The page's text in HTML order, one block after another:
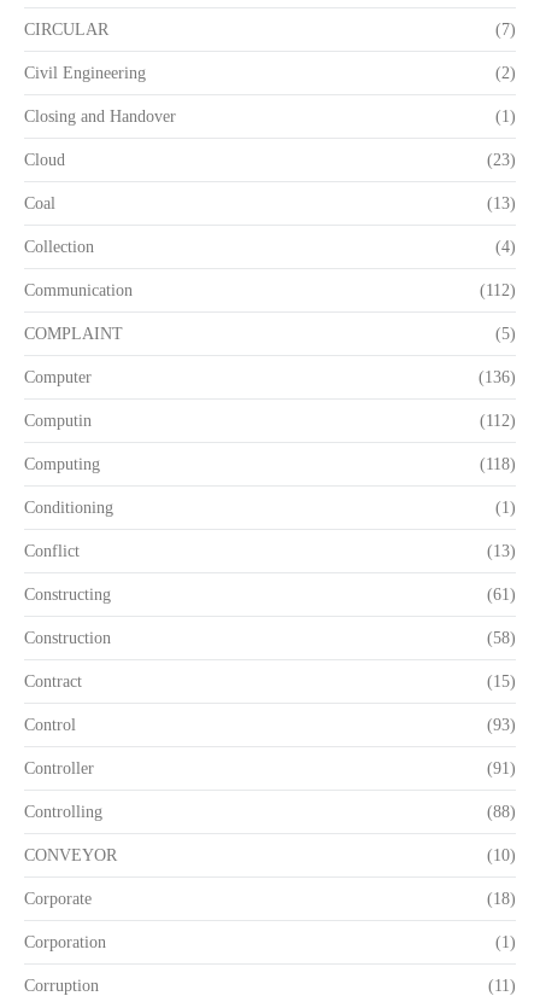
CIRCULAR (7)
Civil Engineering (2)
Closing and Handover (1)
Cloud (23)
Coal (13)
Collection (4)
Communication (112)
COMPLAINT (5)
Computer (136)
Computin (112)
Computing (118)
Conditioning (1)
Conflict (13)
Constructing (61)
Construction (58)
Contract (15)
Control (93)
Controller (91)
Controlling (88)
CONVEYOR (10)
Corporate (18)
Corporation (1)
Corruption (11)